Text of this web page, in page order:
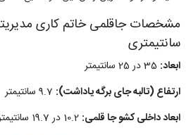
سانتیمتری
ابعاد:
ارتفاع (تالبه جای برگه یاداشت):
ابعاد داخلی کشو جا قلمی: